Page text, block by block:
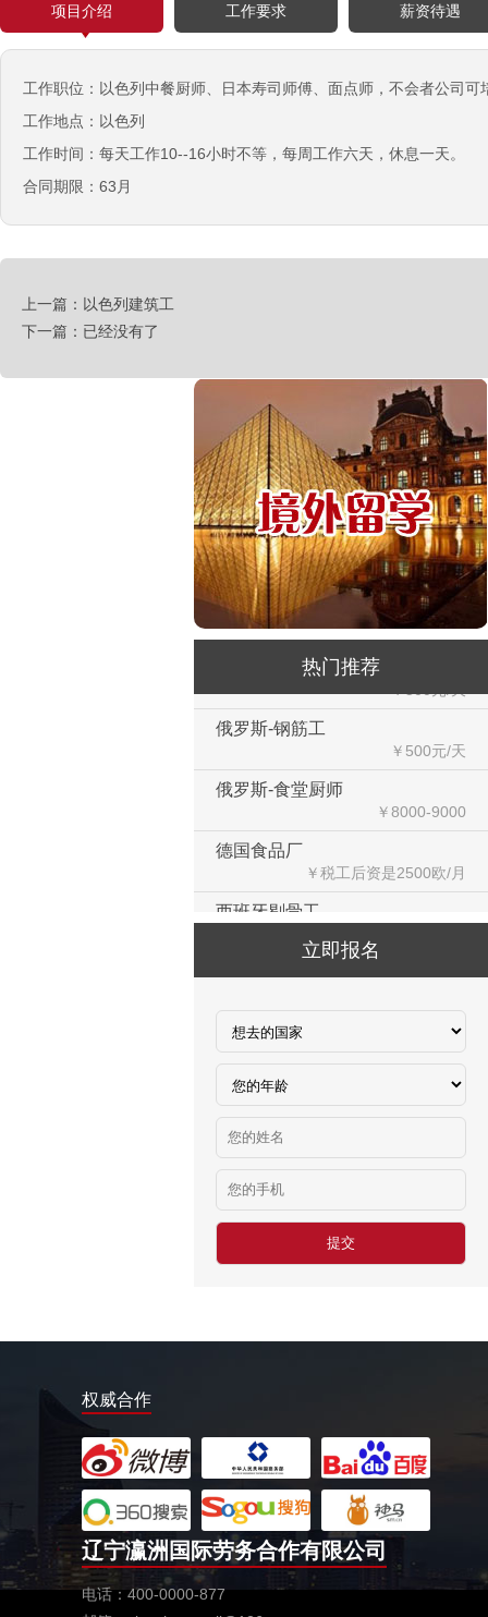
项目介绍 工作要求 薪资待遇
工作职位：以色列中餐厨师、日本寿司师傅、面点师，不会者公司可
工作地点：以色列
工作时间：每天工作10--16小时不等，每周工作六天，休息一天。
合同期限：63月
上一篇：以色列建筑工
下一篇：已经没有了
热门推荐
荷兰-铁板烧厨师
￥月薪2100欧元
新西兰-按摩师
￥200纽币/天+提成
￥税后月薪2100欧
新加坡-火锅店店长
￥时薪25纽币
俄罗斯-面点师
￥12000-14000
俄罗斯-帮厨
￥8000起-9000
俄罗斯-混凝土工
￥500元/天
俄罗斯-瓷砖工
厨师、帮厨（夫妻工）
新西兰-橱柜厂
￥25-27.76纽币/小时，2.6万RMB/月
新西兰-面点师
￥27-30纽币/小时
日本-金属分解
￥20万日元/月
日本-盒饭制做
￥25万日元/月收入
新西兰-花园管理
新西兰保姆
￥年薪20左右
赴新西兰地板、地毯厂
￥时薪：27.76-28纽币
急赴新西兰石材加工、台面师傅
￥时薪：25-27.76纽币
立即报名
权威合作
辽宁瀛洲国际劳务合作有限公司
电话：400-0000-877